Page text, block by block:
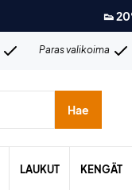
👟
Paras valikoima
Hae
LAUKUT KENGÄT